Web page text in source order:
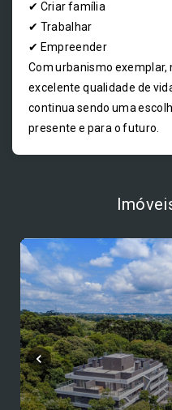
✔ Criar família
✔ Trabalhar
✔ Empreender
Com urbanismo
excelente qualidade de
continua sendo uma
presente e para o futuro.